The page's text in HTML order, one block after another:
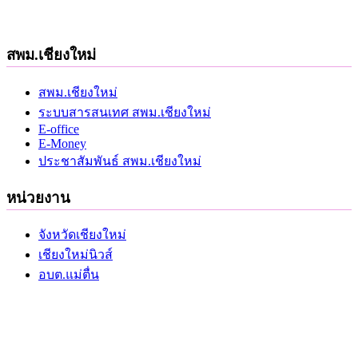
สพม.เชียงใหม่
สพม.เชียงใหม่
ระบบสารสนเทศ สพม.เชียงใหม่
E-office
E-Money
ประชาสัมพันธ์ สพม.เชียงใหม่
หน่วยงาน
จังหวัดเชียงใหม่
เชียงใหม่นิวส์
อบต.แม่ตื่น